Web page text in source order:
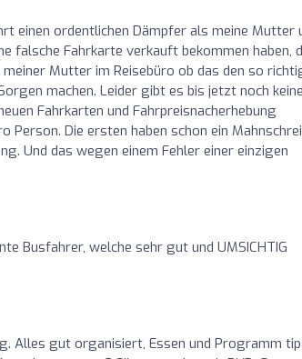
einen ordentlichen Dämpfer als meine Mutter
falsche Fahrkarte verkauft bekommen haben,
Mutter im Reisebüro ob das den so
machen. Leider gibt es bis jetzt noch
Fahrkarten und Fahrpreisnacherhebung
Person. Die ersten haben schon ein
Und das wegen einem Fehler einer einzigen
Busfahrer, welche sehr gut und UMSICHTIG
Alles gut organisiert, Essen und Programm